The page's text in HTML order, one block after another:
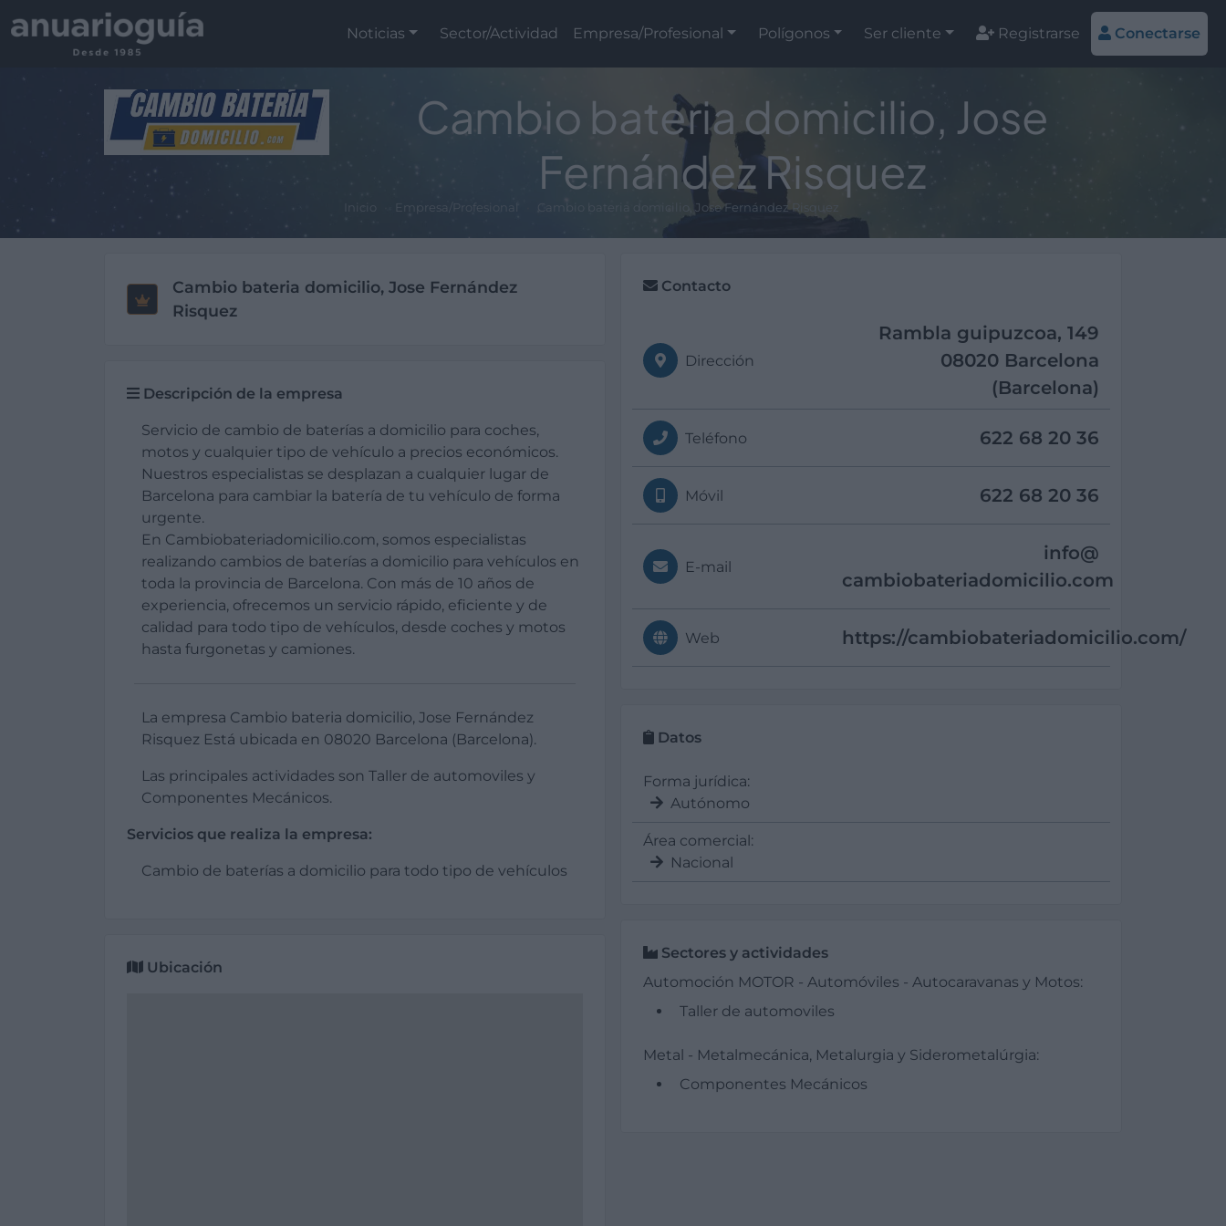
Noticias Sector/Actividad Empresa/Profesional Polígonos Ser cliente Registrarse Conectarse
Cambio bateria domicilio, Jose
Fernández Risquez
Inicio Empresa/Profesional Cambio bateria domicilio, Jose Fernández Risquez
Cambio bateria domicilio, Jose Fernández
Risquez
Descripción de la empresa
Servicio de cambio de baterías a domicilio para coches,
motos y cualquier tipo de vehículo a precios económicos.
Nuestros especialistas se desplazan a cualquier lugar de
Barcelona para cambiar la batería de tu vehículo de forma
urgente.
En Cambiobateriadomicilio.com, somos especialistas
realizando cambios de baterías a domicilio para vehículos en
toda la provincia de Barcelona. Con más de 10 años de
experiencia, ofrecemos un servicio rápido, eficiente y de
calidad para todo tipo de vehículos, desde coches y motos
hasta furgonetas y camiones.
La empresa Cambio bateria domicilio, Jose Fernández
Risquez Está ubicada en 08020 Barcelona (Barcelona).
Las principales actividades son Taller de automoviles y
Componentes Mecánicos.
Servicios que realiza la empresa:
Cambio de baterías a domicilio para todo tipo de vehículos
Ubicación
Contacto
Dirección
Rambla guipuzcoa, 149
08020 Barcelona
(Barcelona)
Teléfono 622 68 20 36
Móvil 622 68 20 36
E-mail
info@
cambiobateriadomicilio.com
Web https://cambiobateriadomicilio.com/
Datos
Forma jurídica:
Autónomo
Área comercial:
Nacional
Sectores y actividades
Automoción MOTOR - Automóviles - Autocaravanas y Motos:
Taller de automoviles
Metal - Metalmecánica, Metalurgia y Siderometalúrgia:
Componentes Mecánicos